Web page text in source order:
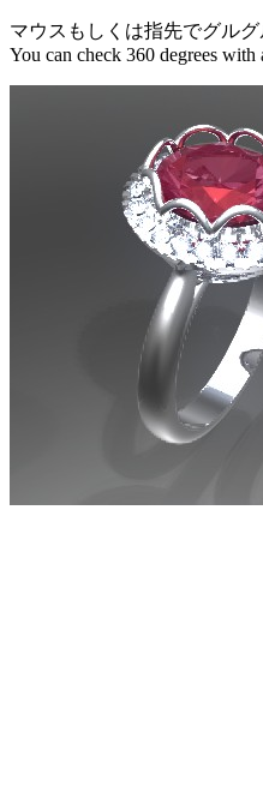
マウスもしくは指先でグルグ
You can check 360 degrees with